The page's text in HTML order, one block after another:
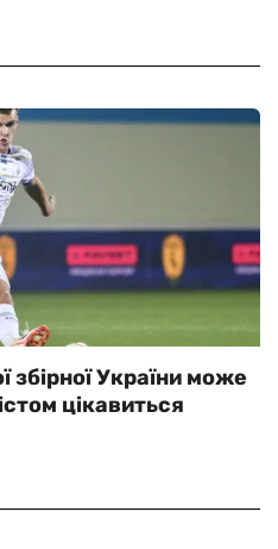
збірної України може
цікавиться